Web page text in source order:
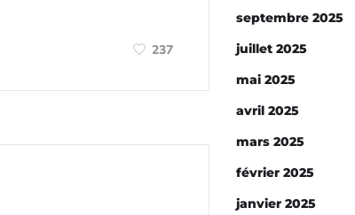
237
septembre 2025
juillet 2025
mai 2025
avril 2025
mars 2025
février 2025
janvier 2025